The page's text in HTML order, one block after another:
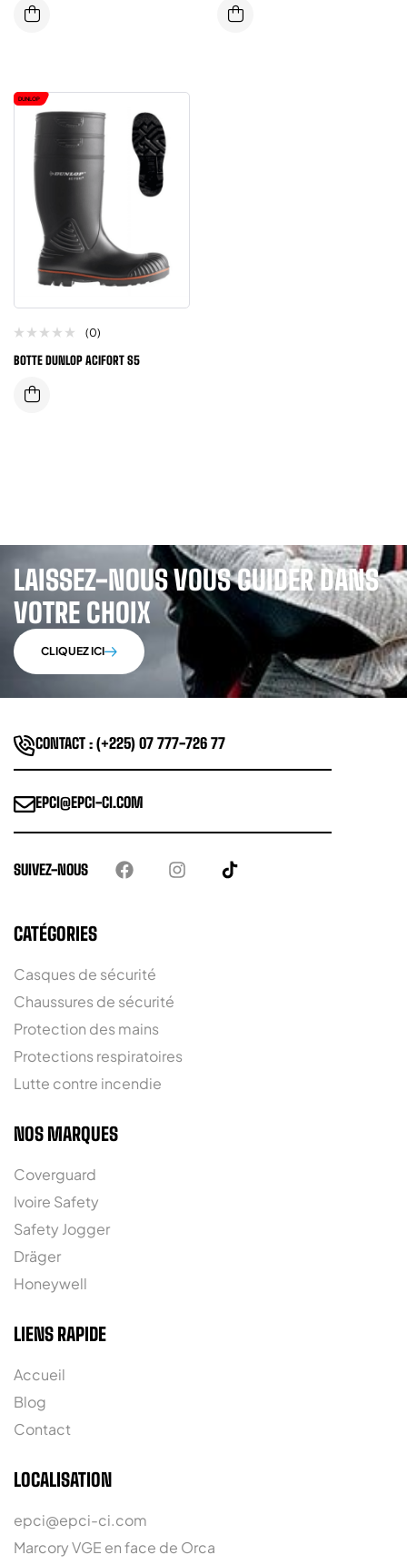
DUNLOP
(0)
BOTTE DUNLOP ACIFORT S5
LAISSEZ-NOUS VOUS GUIDER DANS
VOTRE CHOIX
CLIQUEZ ICI
CONTACT : (+225) 07 777-726 77
EPCI@EPCI-CI.COM
SUIVEZ-NOUS
CATÉGORIES
Casques de sécurité
Chaussures de sécurité
Protection des mains
Protections respiratoires
Lutte contre incendie
NOS MARQUES
Coverguard
Ivoire Safety
Safety Jogger
Dräger
Honeywell
LIENS RAPIDE
Accueil
Blog
Contact
LOCALISATION
epci@epci-ci.com
Marcory VGE en face de Orca